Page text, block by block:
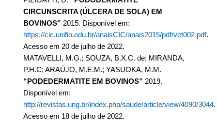
CIRCUNSCRITA (ÚLCERA DE SOLA) EM
BOVINOS” 2015. Disponível em:
https://cic.unifio.edu.br/anaisCIC/anais2015/pdf/vet002.pdf.
Acesso em 20 de julho de 2022.
MATAVELLI, M.G.; SOUZA, B.X.C. de; MIRANDA,
P.H.C; ARAÚJO, M.E.M.; YASUOKA, M.M.
“PODEDERMATITE EM BOVINOS” 2019.
Disponível em:
http://revistas.ung.br/index.php/saude/article/view/4090/3044.
Acesso em 18 de julho de 2022.